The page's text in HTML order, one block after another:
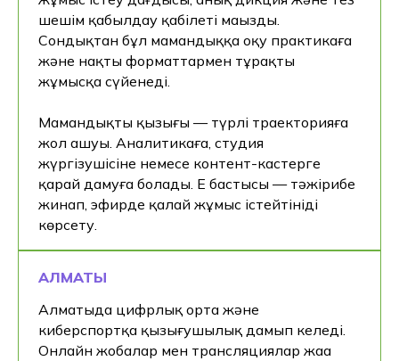
шешім қабылдау қабілеті маңызды.
Сондықтан бұл мамандыққа оқу практикаға
және нақты форматтармен тұрақты
жұмысқа сүйенеді.
Мамандықтың қызығы — түрлі траекторияға
жол ашуы. Аналитикаға, студия
жүргізушісіне немесе контент-кастерге
қарай дамуға болады. Ең бастысы — тәжірибе
жинап, эфирде қалай жұмыс істейтініңді
көрсету.
АЛМАТЫ
Алматыда цифрлық орта және
киберспортқа қызығушылық дамып келеді.
Онлайн жобалар мен трансляциялар жаңа